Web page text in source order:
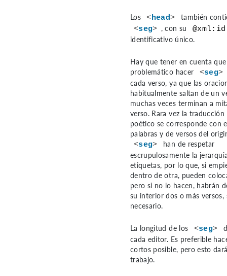
Los <head> también
<seg> , con su @xml:id
identificativo único.
Hay que tener en cuenta
problemático hacer
<seg>
cada verso, ya que las
habitualmente saltan de un
muchas veces terminan a
verso. Rara vez la
poético se corresponde con
palabras y de versos del
<seg>
han de respetar
escrupulosamente la
etiquetas, por lo que, si
dentro de otra, pueden
pero si no lo hacen, habrán
su interior dos o más versos,
necesario.
La longitud de los <seg>
cada editor. Es preferible
cortos posible, pero esto
trabajo.